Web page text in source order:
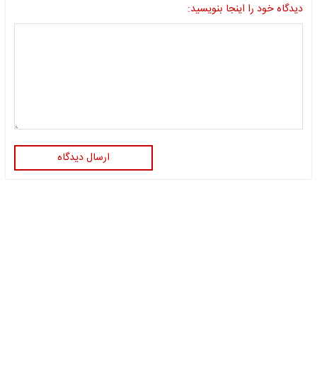
دیدگاه خود را اینجا بنویسید:
ارسال دیدگاه